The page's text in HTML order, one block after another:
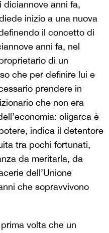
diciannove anni fa,
inizio a una nuova
il concetto di
anni fa, nel
di un
che per definire lui e
prendere in
che non era
oligarca è
indica il detentore
tra pochi fortunati,
da meritarla, da
dell’Unione
che sopravvivono
volta che un